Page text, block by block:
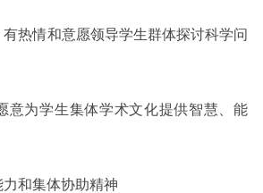
热情和意愿领导学生群体探讨科学问
意为学生集体学术文化提供智慧、能
和集体协助精神